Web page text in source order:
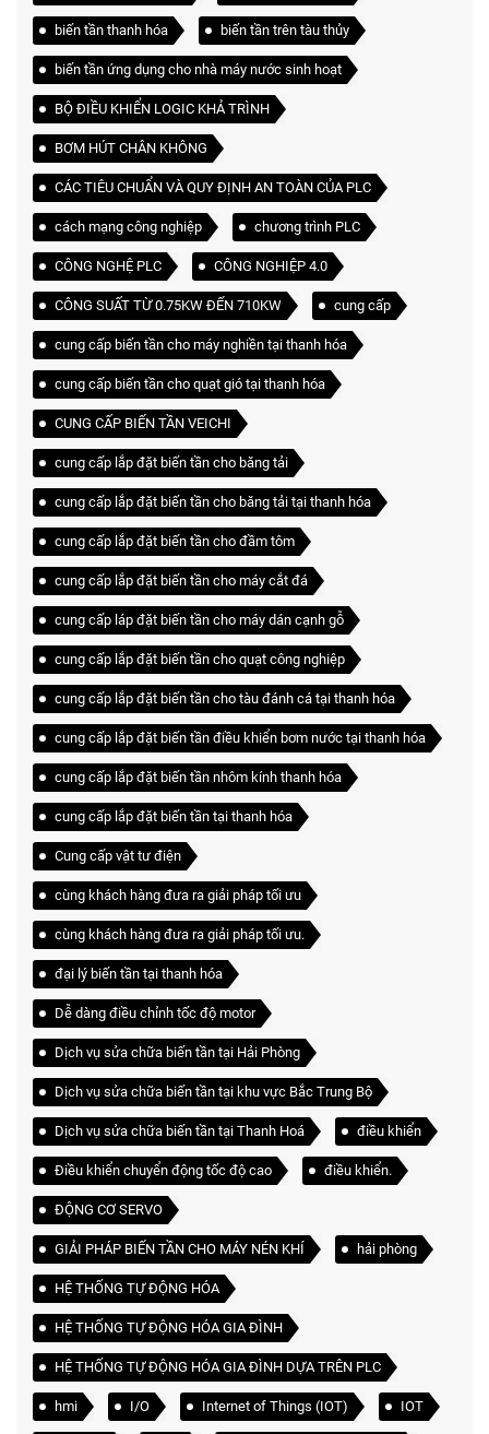
biến tần thanh hóa biến tần trên tàu thủy
biến tần ứng dụng cho nhà máy nước sinh hoạt
BỘ ĐIỀU KHIỂN LOGIC KHẢ TRÌNH
BƠM HÚT CHÂN KHÔNG
CÁC TIÊU CHUẨN VÀ QUY ĐỊNH AN TOÀN CỦA PLC
cách mạng công nghiệp chương trình PLC
CÔNG NGHỆ PLC CÔNG NGHIỆP 4.0
CÔNG SUẤT TỪ 0.75KW ĐẾN 710KW cung cấp
cung cấp biến tần cho máy nghiền tại thanh hóa
cung cấp biến tần cho quạt gió tại thanh hóa
CUNG CẤP BIẾN TẦN VEICHI
cung cấp lắp đặt biến tần cho băng tải
cung cấp lắp đặt biến tần cho băng tải tại thanh hóa
cung cấp lắp đặt biến tần cho đầm tôm
cung cấp lắp đặt biến tần cho máy cắt đá
cung cấp láp đặt biến tần cho máy dán cạnh gỗ
cung cấp lắp đặt biến tần cho quạt công nghiệp
cung cấp lắp đặt biến tần cho tàu đánh cá tại thanh hóa
cung cấp lắp đặt biến tần điều khiển bơm nước tại thanh hóa
cung cấp lắp đặt biến tần nhôm kính thanh hóa
cung cấp lắp đặt biến tần tại thanh hóa
Cung cấp vật tư điện
cùng khách hàng đưa ra giải pháp tối ưu
cùng khách hàng đưa ra giải pháp tối ưu.
đại lý biến tần tại thanh hóa
Dễ dàng điều chỉnh tốc độ motor
Dịch vụ sửa chữa biến tần tại Hải Phòng
Dịch vụ sửa chữa biến tần tại khu vực Bắc Trung Bộ
Dịch vụ sửa chữa biến tần tại Thanh Hoá điều khiển
Điều khiển chuyển động tốc độ cao điều khiển.
ĐỘNG CƠ SERVO
GIẢI PHÁP BIẾN TẦN CHO MÁY NÉN KHÍ hải phòng
HỆ THỐNG TỰ ĐỘNG HÓA
HỆ THỐNG TỰ ĐỘNG HÓA GIA ĐÌNH
HỆ THỐNG TỰ ĐỘNG HÓA GIA ĐÌNH DỰA TRÊN PLC
hmi I/O Internet of Things (IOT) IOT